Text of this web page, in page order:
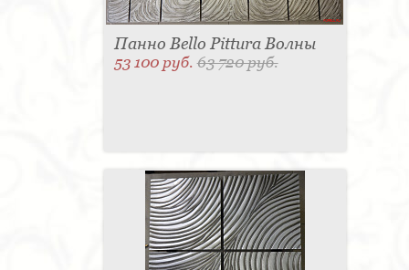
Панно Bello Pittura Волны
53 100 руб.63 720 руб.